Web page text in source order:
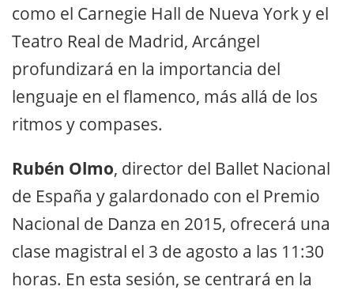
como el Carnegie Hall de Nueva York y el
Teatro Real de Madrid, Arcángel
profundizará en la importancia del
lenguaje en el flamenco, más allá de los
ritmos y compases.
Rubén Olmo, director del Ballet Nacional
de España y galardonado con el Premio
Nacional de Danza en 2015, ofrecerá una
clase magistral el 3 de agosto a las 11:30
horas. En esta sesión, se centrará en la